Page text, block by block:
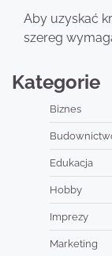
Aby uzyskać
szereg
Kategorie
Biznes
Edukacja
Hobby
Imprezy
Marketing